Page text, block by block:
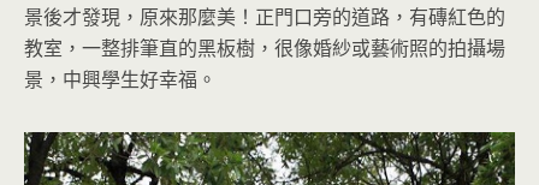
景後才發現，原來那麼美！正門口旁的道路，有磚紅色的
教室，一整排筆直的黑板樹，很像婚紗或藝術照的拍攝場
景，中興學生好幸福。